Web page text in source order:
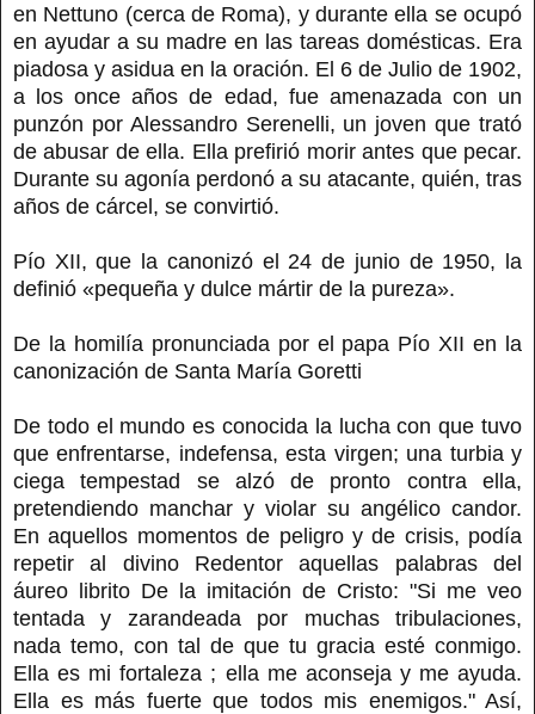
en Nettuno (cerca de Roma), y durante ella se ocupó
en ayudar a su madre en las tareas domésticas. Era
piadosa y asidua en la oración. El 6 de Julio de 1902,
a los once años de edad, fue amenazada con un
punzón por Alessandro Serenelli, un joven que trató
de abusar de ella. Ella prefirió morir antes que pecar.
Durante su agonía perdonó a su atacante, quién, tras
años de cárcel, se convirtió.
Pío XII, que la canonizó el 24 de junio de 1950, la
definió «pequeña y dulce mártir de la pureza».
De la homilía pronunciada por el papa Pío XII en la
canonización de Santa María Goretti
De todo el mundo es conocida la lucha con que tuvo
que enfrentarse, indefensa, esta virgen; una turbia y
ciega tempestad se alzó de pronto contra ella,
pretendiendo manchar y violar su angélico candor.
En aquellos momentos de peligro y de crisis, podía
repetir al divino Redentor aquellas palabras del
áureo librito De la imitación de Cristo: "Si me veo
tentada y zarandeada por muchas tribulaciones,
nada temo, con tal de que tu gracia esté conmigo.
Ella es mi fortaleza ; ella me aconseja y me ayuda.
Ella es más fuerte que todos mis enemigos." Así,